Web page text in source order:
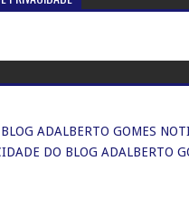
ADALBERTO GOMES
DO BLOG ADALBERTO